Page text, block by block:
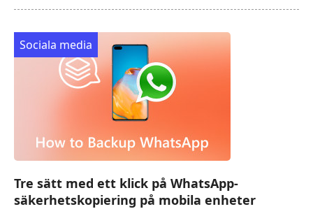
Sociala media
Tre sätt med ett klick på WhatsApp-
säkerhetskopiering på mobila enheter